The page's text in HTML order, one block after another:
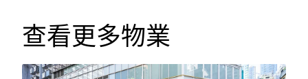
查看更多物業